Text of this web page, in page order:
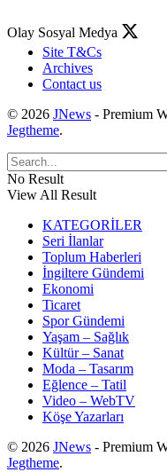
Olay Sosyal Medya
Site T&Cs
Archives
Contact us
© 2026 JNews - Premium
Jegtheme.
No Result
View All Result
KATEGORİLER
Seri İlanlar
Toplum Haberleri
İngiltere Gündemi
Ekonomi
Ticaret
Spor Gündemi
Yaşam – Sağlık
Kültür – Sanat
Moda – Tasarım
Eğlence – Tatil
Video – WebTV
Köşe Yazarları
© 2026 JNews - Premium
Jegtheme.